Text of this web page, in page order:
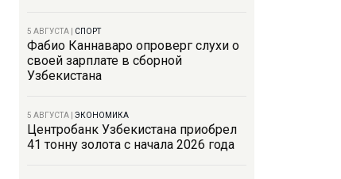
5 АВГУСТА СПОРТ
Фабио Каннаваро опроверг слухи о
своей зарплате в сборной
Узбекистана
5 АВГУСТА ЭКОНОМИКА
Центробанк Узбекистана приобрел
41 тонну золота с начала 2026 года